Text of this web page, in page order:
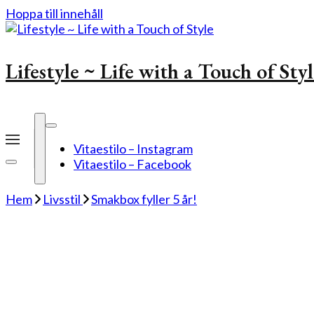
Hoppa till innehåll
Lifestyle ~ Life with a Touch of
Vitaestilo – Instagram
Vitaestilo – Facebook
Hem Livsstil Smakbox fyller 5 år!